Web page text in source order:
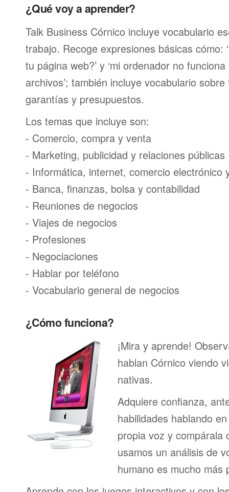
¿Qué voy a aprender?
Talk Business Córnico incluye vocabulario
trabajo. Recoge expresiones básicas cómo:
tu página web?’ y ‘mi ordenador no
archivos’; también incluye vocabulario
garantías y presupuestos.
Los temas que incluye son:
- Comercio, compra y venta
- Marketing, publicidad y relaciones públicas
- Informática, internet, comercio electrónico
- Banca, finanzas, bolsa y contabilidad
- Reuniones de negocios
- Viajes de negocios
- Profesiones
- Negociaciones
- Hablar por teléfono
- Vocabulario general de negocios
¿Cómo funciona?
¡Mira y aprende!
hablan Córnico viendo
nativas.
Adquiere confianza,
habilidades hablando
propia voz y compárala
usamos un análisis de
humano es mucho más